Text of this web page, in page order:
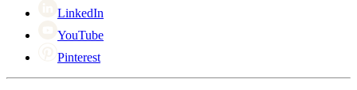
LinkedIn
YouTube
Pinterest